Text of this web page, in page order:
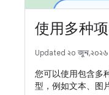
使用多种
Updated ২০ জুন, ২০২৬
您可以使用包含多
型，例如文本、图